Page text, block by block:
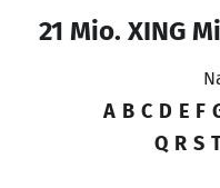
21 Mio. XING
A B C D E F
Q R S